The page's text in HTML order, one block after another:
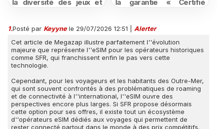
la diversité des jeux et
la garantie « Certifié
1.Posté par Keyyne le 29/07/2026 12:51
Alerter
Cet article de Megazap illustre parfaitement l''évolution
majeure que représente l''eSIM pour les opérateurs historiques
comme SFR, qui franchissent enfin le pas vers cette
technologie.
Cependant, pour les voyageurs et les habitants des Outre-Mer,
qui sont souvent confrontés à des problématiques de roaming
et de connectivité à l''international, l''eSIM ouvre des
perspectives encore plus larges. Si SFR propose désormais
cette option pour ses offres, il existe tout un écosystème
d''opérateurs eSIM dédiés aux voyages qui permettent de
rester connecté partout dans le monde à des prix compétitifs.